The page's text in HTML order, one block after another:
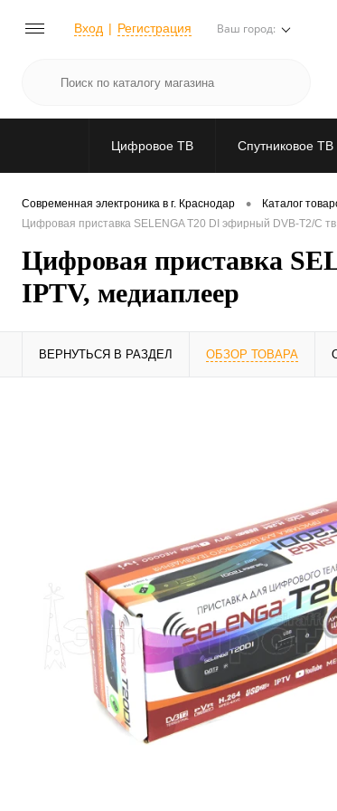
Вход Регистрация Ваш город:
Цифровое ТВ Спутниковое ТВ
Современная электроника в г. Краснодар • Каталог
Цифровая приставка SELENGA T20 DI эфирный DVB-T2/C
Цифровая приставка
IPTV, медиаплеер
ВЕРНУТЬСЯ В РАЗДЕЛ ОБЗОР ТОВАРА